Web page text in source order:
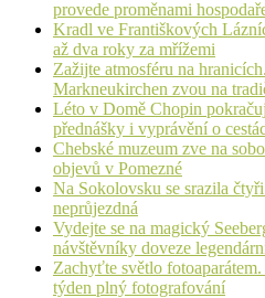
provede proměnami
Kradl ve Františkových
až dva roky za mřížemi
Zažijte atmosféru na
Markneukirchen zvou na
Léto v Domě Chopin
přednášky i vyprávění o
Chebské muzeum zve na
objevů v Pomezné
Na Sokolovsku se srazila
neprůjezdná
Vydejte se na magický
návštěvníky doveze
Zachyťte světlo
týden plný fotografování